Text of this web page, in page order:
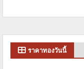
ราคาทองวันนี้